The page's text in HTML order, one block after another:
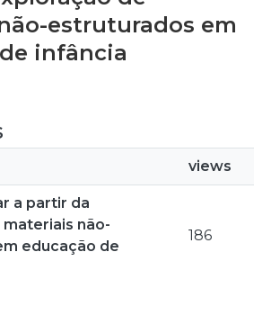
estruturados em
infância
views
a partir da
não-
educação de
186